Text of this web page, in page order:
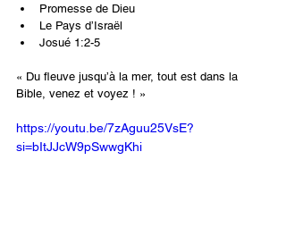
Promesse de Dieu
Le Pays d’Israël
Josué 1:2-5
« Du fleuve jusqu’à la mer, tout est dans la
Bible, venez et voyez ! »
https://youtu.be/7zAguu25VsE?
si=bItJJcW9pSwwgKhi